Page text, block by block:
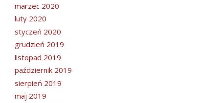
marzec 2020
luty 2020
styczeń 2020
grudzień 2019
listopad 2019
październik 2019
sierpień 2019
maj 2019